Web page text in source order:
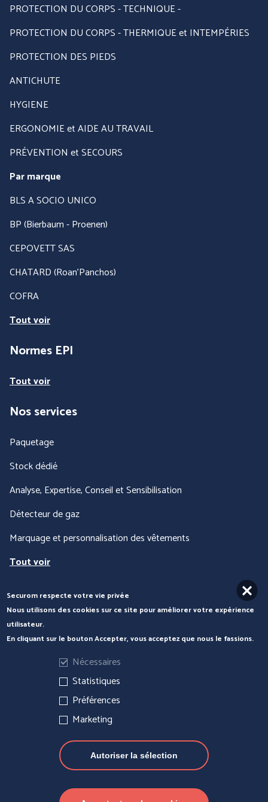
PROTECTION DU CORPS - TECHNIQUE -
PROTECTION DU CORPS - THERMIQUE et INTEMPÉRIES
PROTECTION DES PIEDS
ANTICHUTE
HYGIENE
ERGONOMIE et AIDE AU TRAVAIL
PRÉVENTION et SECOURS
Par marque
BLS A SOCIO UNICO
BP (Bierbaum - Proenen)
CEPOVETT SAS
CHATARD (Roan'Panchos)
COFRA
Tout voir
Normes EPI
Tout voir
Nos services
Paquetage
Stock dédié
Analyse, Expertise, Conseil et Sensibilisation
Détecteur de gaz
Marquage et personnalisation des vêtements
Tout voir
Nous contacter
Actualités
Gérer les cookies
Securom respecte votre vie privée
Nous utilisons des cookies sur ce site pour améliorer votre expérience
utilisateur.
En cliquant sur le bouton Accepter, vous acceptez que nous le fassions.
Nécessaires
Statistiques
Préférences
Marketing
Autoriser la sélection